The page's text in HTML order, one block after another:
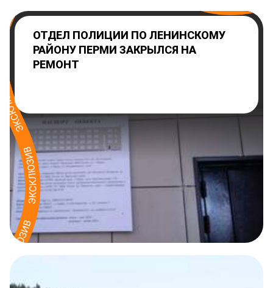
ОТДЕЛ ПОЛИЦИИ ПО ЛЕНИНСКОМУ
РАЙОНУ ПЕРМИ ЗАКРЫЛСЯ НА
РЕМОНТ